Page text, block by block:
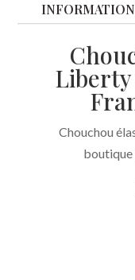
France/Belgique
Liberty
Chouchou
boutique